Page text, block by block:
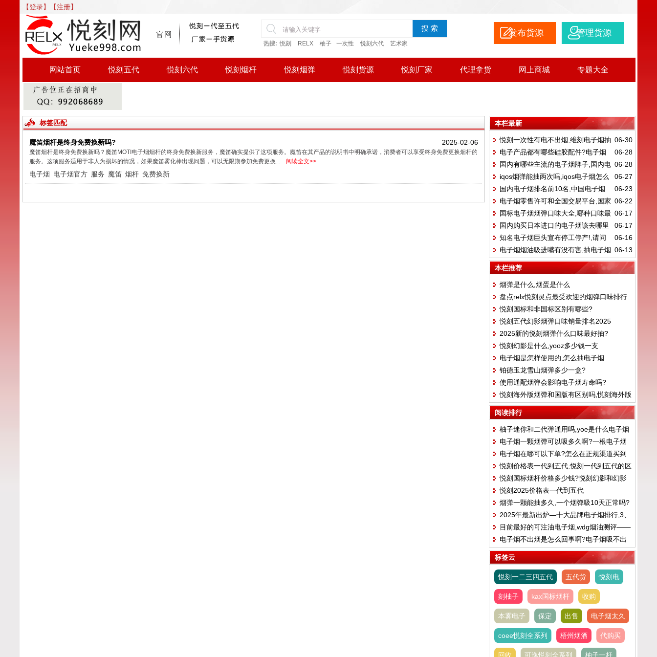
【登录】 【注册】
搜 索
热搜: 悦刻 RELX 柚子 一次性 悦刻六代 艺术家
发布货源 管理货源
网站首页 悦刻五代 悦刻六代 悦刻烟杆 悦刻烟弹 悦刻货源 悦刻厂家 代理拿货 网上商城 专题大全
标签匹配
2025-02-06
魔笛烟杆是终身免费换新吗?
魔笛烟杆是终身免费换新吗？魔笛MOTI电子烟烟杆的终身免费换新服务，魔笛确实提供了这项服务。魔笛在其产品的说明书中明确承诺，消费者可以享受终身免费更换烟杆的
服务。这项服务适用于非人为损坏的情况，如果魔笛雾化棒出现问题，可以无限期参加免费更换...
阅读全文>>
电子烟 电子烟官方 服务 魔笛 烟杆 免费换新
本栏最新
06-30
悦刻一次性有电不出烟,维刻电子烟抽
不出来烟
06-28
电子产品都有哪些硅胶配件?电子烟
是什么
06-28
国内有哪些主流的电子烟牌子,国内电
子烟排名前10名
06-27
iqos烟弹能抽两次吗,iqos电子烟怎么
使用?
06-23
国内电子烟排名前10名,中国电子烟
品牌总共有哪些?
06-22
电子烟零售许可和全国交易平台,国家
统一电子烟交易平台里面的价格
06-17
国标电子烟烟弹口味大全,哪种口味最
好抽?
06-17
国内购买日本进口的电子烟该去哪里
找,yooz怎么购买
06-16
知名电子烟巨头宣布停工停产!,请问
电子烟还能做吗?
06-13
电子烟烟油吸进嘴有没有害,抽电子烟
抽到兽邦邦怎么办
本栏推荐
烟弹是什么,烟蛋是什么
盘点relx悦刻灵点最受欢迎的烟弹口味排行
榜！
悦刻国标和非国标区别有哪些?
悦刻五代幻影烟弹口味销量排名2025
2025新的悦刻烟弹什么口味最好抽?
悦刻幻影是什么,yooz多少钱一支
电子烟是怎样使用的,怎么抽电子烟
铂德玉龙雪山烟弹多少一盒?
使用通配烟弹会影响电子烟寿命吗?
悦刻海外版烟弹和国版有区别吗,悦刻海外版
烟弹真假
阅读排行
柚子迷你和二代弹通用吗,yoe是什么电子烟
电子烟一颗烟弹可以吸多久啊?一根电子烟
能抽多长时间
电子烟在哪可以下单?怎么在正规渠道买到
合格的电子烟
悦刻价格表一代到五代,悦刻一代到五代的区
别
悦刻国标烟杆价格多少钱?悦刻幻影和幻影
pro区别
悦刻2025价格表一代到五代
烟弹一颗能抽多久,一个烟弹吸10天正常吗?
2025年最新出炉—十大品牌电子烟排行,3、
火器AMMO
目前最好的可注油电子烟,wdg烟油测评——
樱花可乐味
电子烟不出烟是怎么回事啊?电子烟吸不出
来烟雾怎么办
标签云
悦刻一二三四五代 五代货 悦刻电
刻柚子 kax国标烟杆 收购
本雾电子 保定 出售 电子烟太久
coee悦刻全系列 梧州烟酒 代购买
回收 可逸悦刻全系列 柚子一杆